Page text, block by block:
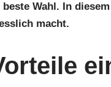
beste Wahl. In
macht.